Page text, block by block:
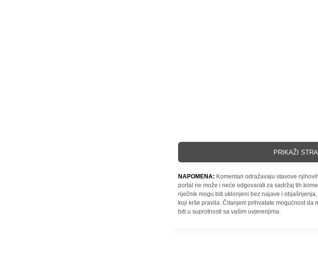
PRIKAŽI
NAPOMENA: Komentari odražavaju stavove
portal ne može i neće odgovarati za sadržaj tih
riječnik mogu biti uklonjeni bez najave i
koji krše pravila. Čitanjem prihvatate mogućnost
biti u suprotnosti sa vašim uvjerenjima.